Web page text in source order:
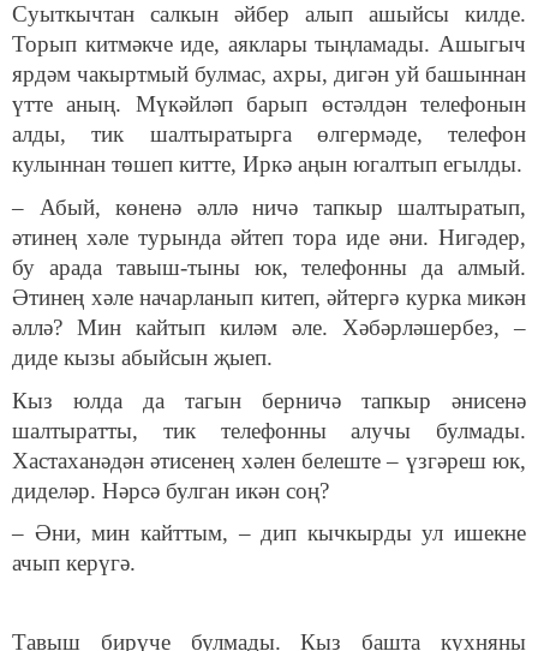
Суыткычтан салкын әйбер алып ашыйсы килде.
Торып китмәкче иде, аяклары тыңламады. Ашыгыч
ярдәм чакыртмый булмас, ахры, дигән уй башыннан
үтте аның. Мүкәйләп барып өстәлдән телефонын
алды, тик шалтыратырга өлгермәде, телефон
кулыннан төшеп китте, Иркә аңын югалтып егылды.
– Абый, көненә әллә ничә тапкыр шалтыратып,
әтинең хәле турында әйтеп тора иде әни. Нигәдер,
бу арада тавыш-тыны юк, телефонны да алмый.
Әтинең хәле начарланып китеп, әйтергә курка микән
әллә? Мин кайтып киләм әле. Хәбәрләшербез, –
диде кызы абыйсын җыеп.
Кыз юлда да тагын берничә тапкыр әнисенә
шалтыратты, тик телефонны алучы булмады.
Хастаханәдән әтисенең хәлен белеште – үзгәреш юк,
диделәр. Нәрсә булган икән соң?
– Әни, мин кайттым, – дип кычкырды ул ишекне
ачып керүгә.
Тавыш бирүче булмады. Кыз башта кухняны